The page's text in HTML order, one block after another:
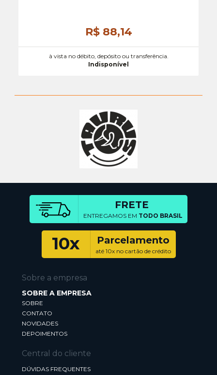
R$ 88,14
à vista no débito, depósito ou transferência.
Indisponível
FRETE
ENTREGAMOS EM TODO BRASIL
10x Parcelamento
até 10x no cartão de crédito
Sobre a empresa
SOBRE A EMPRESA
SOBRE
CONTATO
NOVIDADES
DEPOIMENTOS
Central do cliente
DÚVIDAS FREQUENTES